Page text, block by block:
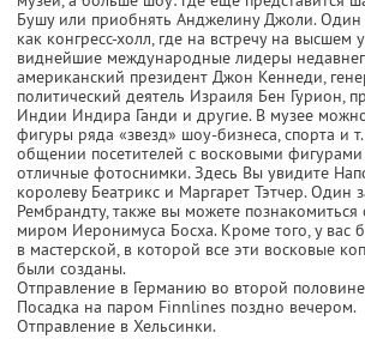
Бушу или приобнять Анджелину Джоли. Один
как конгресс-холл, где на встречу на высшем
виднейшие международные лидеры
американский президент Джон Кеннеди,
политический деятель Израиля Бен Гурион,
Индии Индира Ганди и другие. В музее
фигуры ряда «звезд» шоу-бизнеса, спорта и
общении посетителей с восковыми фигурами
отличные фотоснимки. Здесь Вы увидите
королеву Беатрикс и Маргарет Тэтчер. Один
Рембрандту, также вы можете познакомиться
миром Иеронимуса Босха. Кроме того, у вас
в мастерской, в которой все эти восковые
были созданы.
Отправление в Германию во второй
Посадка на паром Finnlines поздно вечером.
Отправление в Хельсинки.